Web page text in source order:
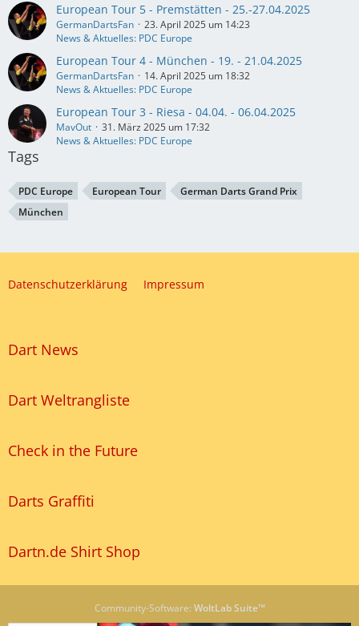
European Tour 5 - Premstätten - 25.-27.04.2025
GermanDartsFan
23. April 2025 um 14:23
News & Aktuelles: PDC Europe
European Tour 4 - München - 19. - 21.04.2025
GermanDartsFan
14. April 2025 um 18:32
News & Aktuelles: PDC Europe
European Tour 3 - Riesa - 04.04. - 06.04.2025
MavOut
31. März 2025 um 17:32
News & Aktuelles: PDC Europe
Tags
PDC Europe European Tour
German Darts Grand Prix
München
Datenschutzerklärung Impressum
Dart News
Dart Weltrangliste
Check in the Future
Darts Graffiti
Dartn.de Shirt Shop
Community-Software: WoltLab Suite™